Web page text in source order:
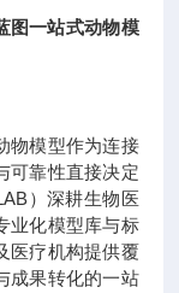
一站式动物模
物模型作为连接
可靠性直接决定
）深耕生物医
业化模型库与标
医疗机构提供覆
成果转化的一站